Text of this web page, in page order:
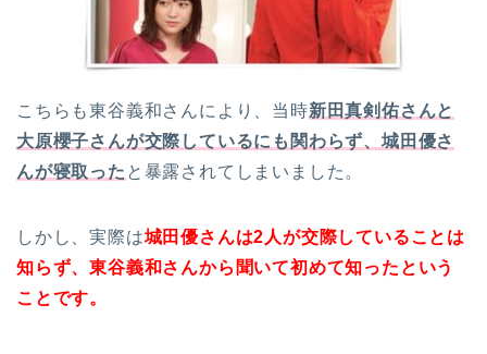
こちらも東谷義和さんにより、当時新田真剣佑さんと
大原櫻子さんが交際しているにも関わらず、城田優さ
んが寝取った と暴露されてしまいました。
しかし、実際は城田優さんは2人が交際していることは
知らず、東谷義和さんから聞いて初めて知ったという
ことです。